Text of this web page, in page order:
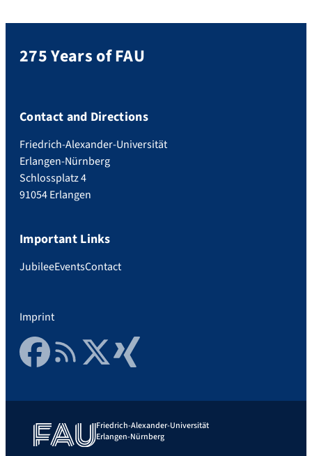
275 Years of FAU
Contact and Directions
Friedrich-Alexander-Universität
Erlangen-Nürnberg
Schlossplatz 4
91054 Erlangen
Important Links
JubileeEventsContact
Imprint
FacebookRSS FeedTwitter Xing
Friedrich-Alexander-Universität
Erlangen-Nürnberg